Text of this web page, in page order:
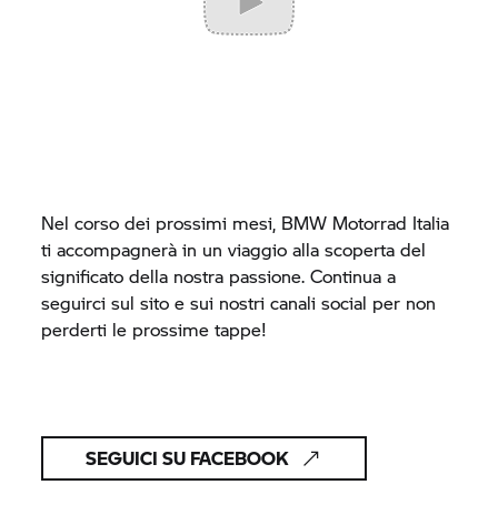
Nel corso dei prossimi mesi, BMW Motorrad Italia
ti accompagnerà in un viaggio alla scoperta del
significato della nostra passione. Continua a
seguirci sul sito e sui nostri canali social per non
perderti le prossime tappe!
SEGUICI SU FACEBOOK